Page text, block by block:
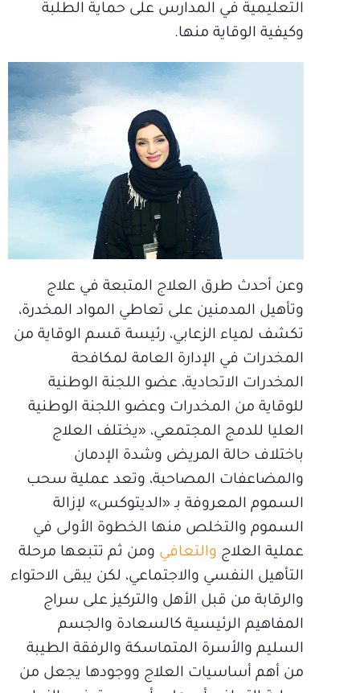
التعليمية في المدارس على حماية الطلبة
وكيفية الوقاية منها.
وعن أحدث طرق العلاج المتبعة في علاج
وتأهيل المدمنين على تعاطي المواد المخدرة،
تكشف لمياء الزعابي، رئيسة قسم الوقاية من
المخدرات في الإدارة العامة لمكافحة
المخدرات الاتحادية، عضو اللجنة الوطنية
للوقاية من المخدرات وعضو اللجنة الوطنية
العليا للدمج المجتمعي، «يختلف العلاج
باختلاف حالة المريض وشدة الإدمان
والمضاعفات المصاحبة، وتعد عملية سحب
السموم المعروفة بـ «الديتوكس» لإزالة
السموم والتخلص منها الخطوة الأولى في
عملية العلاج والتعافي ومن ثم تتبعها مرحلة
التأهيل النفسي والاجتماعي، لكن يبقى الاحتواء
والرقابة من قبل الأهل والتركيز على سراج
المفاهيم الرئيسية كالسعادة والجسم
السليم والأسرة المتماسكة والرفقة الطيبة
من أهم أساسيات العلاج ووجودها يجعل من